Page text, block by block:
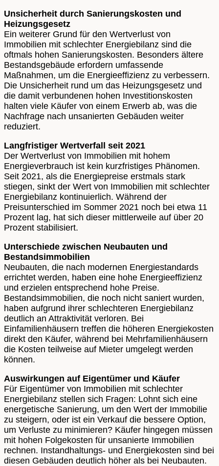
Unsicherheit durch Sanierungskosten und
Heizungsgesetz
Ein weiterer Grund für den Wertverlust von
Immobilien mit schlechter Energiebilanz sind die
oftmals hohen Sanierungskosten. Besonders ältere
Bestandsgebäude erfordern umfassende
Maßnahmen, um die Energieeffizienz zu verbessern.
Die Unsicherheit rund um das Heizungsgesetz und
die damit verbundenen hohen Investitionskosten
halten viele Käufer von einem Erwerb ab, was die
Nachfrage nach unsanierten Gebäuden weiter
reduziert.
Langfristiger Wertverfall seit 2021
Der Wertverlust von Immobilien mit hohem
Energieverbrauch ist kein kurzfristiges Phänomen.
Seit 2021, als die Energiepreise erstmals stark
stiegen, sinkt der Wert von Immobilien mit schlechter
Energiebilanz kontinuierlich. Während der
Preisunterschied im Sommer 2021 noch bei etwa 11
Prozent lag, hat sich dieser mittlerweile auf über 20
Prozent stabilisiert.
Unterschiede zwischen Neubauten und
Bestandsimmobilien
Neubauten, die nach modernen Energiestandards
errichtet werden, haben eine hohe Energieeffizienz
und erzielen entsprechend hohe Preise.
Bestandsimmobilien, die noch nicht saniert wurden,
haben aufgrund ihrer schlechteren Energiebilanz
deutlich an Attraktivität verloren. Bei
Einfamilienhäusern treffen die höheren Energiekosten
direkt den Käufer, während bei Mehrfamilienhäusern
die Kosten teilweise auf Mieter umgelegt werden
können.
Auswirkungen auf Eigentümer und Käufer
Für Eigentümer von Immobilien mit schlechter
Energiebilanz stellen sich Fragen: Lohnt sich eine
energetische Sanierung, um den Wert der Immobilie
zu steigern, oder ist ein Verkauf die bessere Option,
um Verluste zu minimieren? Käufer hingegen müssen
mit hohen Folgekosten für unsanierte Immobilien
rechnen. Instandhaltungs- und Energiekosten sind bei
diesen Gebäuden deutlich höher als bei Neubauten.